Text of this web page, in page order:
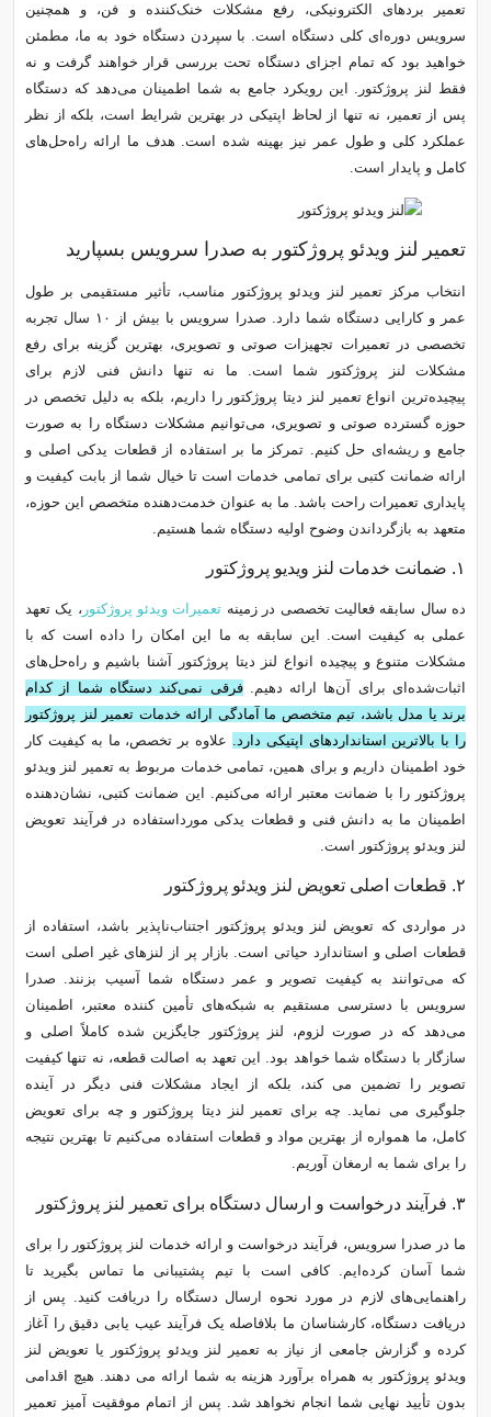
تعمیر بردهای الکترونیکی، رفع مشکلات خنک‌کننده و فن، و همچنین
سرویس دوره‌ای کلی دستگاه است. با سپردن دستگاه خود به ما، مطمئن
خواهید بود که تمام اجزای دستگاه تحت بررسی قرار خواهند گرفت و نه
فقط لنز پروژکتور. این رویکرد جامع به شما اطمینان می‌دهد که دستگاه
پس از تعمیر، نه تنها از لحاظ اپتیکی در بهترین شرایط است، بلکه از نظر
عملکرد کلی و طول عمر نیز بهینه شده است. هدف ما ارائه راه‌حل‌های
کامل و پایدار است.
تعمیر لنز ویدئو پروژکتور به صدرا سرویس بسپارید
انتخاب مرکز تعمیر لنز ویدئو پروژکتور مناسب، تأثیر مستقیمی بر طول
عمر و کارایی دستگاه شما دارد. صدرا سرویس با بیش از ۱۰ سال تجربه
تخصصی در تعمیرات تجهیزات صوتی و تصویری، بهترین گزینه برای رفع
مشکلات لنز پروژکتور شما است. ما نه تنها دانش فنی لازم برای
پیچیده‌ترین انواع تعمیر لنز دیتا پروژکتور را داریم، بلکه به دلیل تخصص در
حوزه گسترده صوتی و تصویری، می‌توانیم مشکلات دستگاه را به صورت
جامع و ریشه‌ای حل کنیم. تمرکز ما بر استفاده از قطعات یدکی اصلی و
ارائه ضمانت کتبی برای تمامی خدمات است تا خیال شما از بابت کیفیت و
پایداری تعمیرات راحت باشد. ما به عنوان خدمت‌دهنده متخصص این حوزه،
متعهد به بازگرداندن وضوح اولیه دستگاه شما هستیم.
۱. ضمانت خدمات لنز ویدیو پروژکتور
ده سال سابقه فعالیت تخصصی در زمینه تعمیرات ویدئو پروژکتور ، یک تعهد
عملی به کیفیت است. این سابقه به ما این امکان را داده است که با
مشکلات متنوع و پیچیده انواع لنز دیتا پروژکتور آشنا باشیم و راه‌حل‌های
اثبات‌شده‌ای برای آن‌ها ارائه دهیم.فرقی نمی‌کند دستگاه شما از کدام
برند یا مدل باشد، تیم متخصص ما آمادگی ارائه خدمات تعمیر لنز پروژکتور
را با بالاترین استانداردهای اپتیکی دارد. علاوه بر تخصص، ما به کیفیت کار
خود اطمینان داریم و برای همین، تمامی خدمات مربوط به تعمیر لنز ویدئو
پروژکتور را با ضمانت معتبر ارائه می‌کنیم. این ضمانت کتبی، نشان‌دهنده
اطمینان ما به دانش فنی و قطعات یدکی مورداستفاده در فرآیند تعویض
لنز ویدئو پروژکتور است.
۲. قطعات اصلی تعویض لنز ویدئو پروژکتور
در مواردی که تعویض لنز ویدئو پروژکتور اجتناب‌ناپذیر باشد، استفاده از
قطعات اصلی و استاندارد حیاتی است. بازار پر از لنزهای غیر اصلی است
که می‌توانند به کیفیت تصویر و عمر دستگاه شما آسیب بزنند. صدرا
سرویس با دسترسی مستقیم به شبکه‌های تأمین‌ کننده معتبر، اطمینان
می‌دهد که در صورت لزوم، لنز پروژکتور جایگزین شده کاملاً اصلی و
سازگار با دستگاه شما خواهد بود. این تعهد به اصالت قطعه، نه تنها کیفیت
تصویر را تضمین می‌ کند، بلکه از ایجاد مشکلات فنی دیگر در آینده
جلوگیری می‌ نماید. چه برای تعمیر لنز دیتا پروژکتور و چه برای تعویض
کامل، ما همواره از بهترین مواد و قطعات استفاده می‌کنیم تا بهترین نتیجه
را برای شما به ارمغان آوریم.
۳. فرآیند درخواست و ارسال دستگاه برای تعمیر لنز پروژکتور
ما در صدرا سرویس، فرآیند درخواست و ارائه خدمات لنز پروژکتور را برای
شما آسان کرده‌ایم. کافی است با تیم پشتیبانی ما تماس بگیرید تا
راهنمایی‌های لازم در مورد نحوه ارسال دستگاه را دریافت کنید. پس از
دریافت دستگاه، کارشناسان ما بلافاصله یک فرآیند عیب‌ یابی دقیق را آغاز
کرده و گزارش جامعی از نیاز به تعمیر لنز ویدئو پروژکتور یا تعویض لنز
ویدئو پروژکتور به همراه برآورد هزینه به شما ارائه می‌ دهند. هیچ اقدامی
بدون تأیید نهایی شما انجام نخواهد شد. پس از اتمام موفقیت‌ آمیز تعمیر